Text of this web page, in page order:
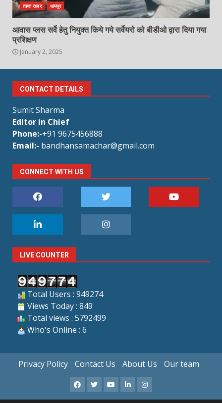
ताजा खबर धामपुर
आवास प्लस सर्वे हेतु नियुक्त किये गये सर्वेयरो को बीडीओ द्वारा दिया गया
प्रशिक्षण
January 2, 2025
CONTACT DETAILS
Sumit Sharma
Editor in Chief
Phone:-+91 9675456888
Email:- bandhansamachar@gmail.com
CONNECT WITH US
LIVE COUNTER
Total Users : 949274
Views Today : 849
Total views : 5792499
Who's Online : 6
Privacy Policy Contact Us About Us Our team
Facebook
X YoutubeLinkedInInstagram